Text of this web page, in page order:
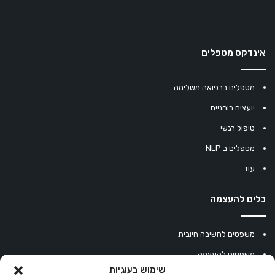
שימוש בעוגיות
אינדקס מטפלים
מטפלים ברפואה משלימה
יועצים רוחניים
טיפול רגשי
מטפלים ב NLP
עוד
כלים להעצמה
משפטים לחשיבה חיובית
משפטים להעצמה